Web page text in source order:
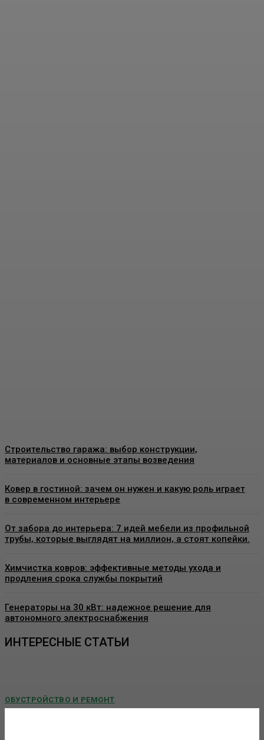
Строительство гаража: выбор конструкции,
материалов и основные этапы возведения
Ковер в гостиной: зачем он нужен и какую роль играет
в современном интерьере
От забора до интерьера: 7 идей мебели из профильной
трубы, которые выглядят на миллион, а стоят копейки.
Химчистка ковров: эффективные методы ухода и
продления срока службы покрытий
Генераторы на 30 кВт: надежное решение для
автономного электроснабжения
ИНТЕРЕСНЫЕ СТАТЬИ
ОБУСТРОЙСТВО И РЕМОНТ